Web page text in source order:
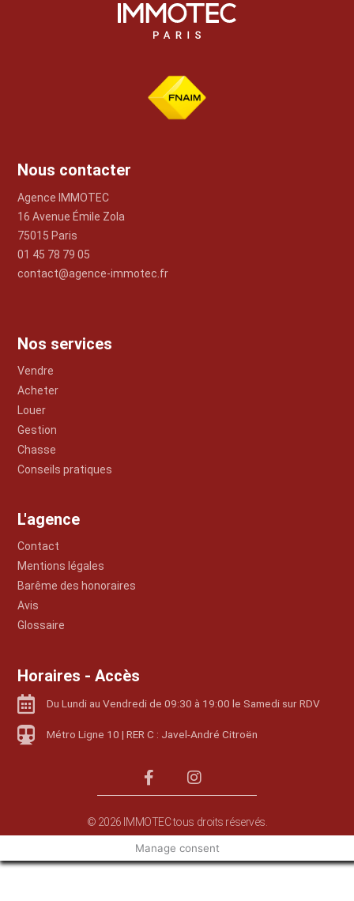
Nous contacter
Agence IMMOTEC
16 Avenue Émile Zola
75015 Paris
01 45 78 79 05
contact@agence-immotec.fr
Nos services
Vendre
Acheter
Louer
Gestion
Chasse
Conseils pratiques
L'agence
Contact
Mentions légales
Barême des honoraires
Avis
Glossaire
Horaires - Accès
Du Lundi au Vendredi de 09:30 à 19:00 le Samedi sur RDV
Métro Ligne 10 | RER C : Javel-André Citroën
© 2026 IMMOTEC tous droits réservés.
Manage consent